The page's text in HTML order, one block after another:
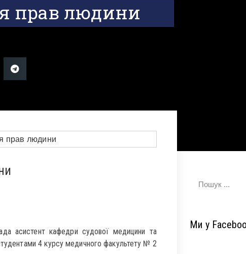
прав людини
асистент кафедри судової медицини та
4 курсу медичного факультету № 2
Ми у